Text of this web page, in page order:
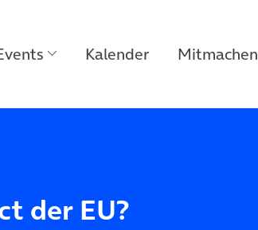
Kalender Mitmachen
der EU?